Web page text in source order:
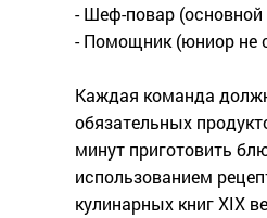
- Шеф-повар (основной
- Помощник (юниор не
Каждая команда
обязательных
минут приготовить
использованием
кулинарных книг XIX